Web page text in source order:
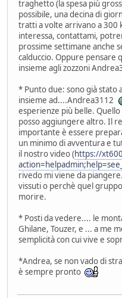
traghetto (la spesa più
possibile, una decina di
tratti a volte arrivano a 300
interessa, contattami,
prossime settimane anche
calduccio. Oppure pensare
insieme agli zozzoni
* Punto due: sono già stato
insieme ad....Andrea3112
esperienze più belle.
posso aggiungere altro. Il
importante è essere
un minimo di avventura e
il nostro video (https://
rivedo mi viene da
vissuti o perchè quel
morire.
* Posti da vedere.... le
Ghilane, Touzer, e ... a me
semplicità con cui vive e
*Andrea, se non vado di
è sempre pronto